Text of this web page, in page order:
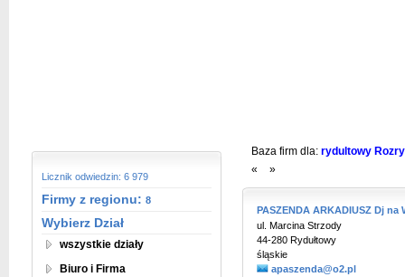
Licznik odwiedzin: 6 979
Firmy z regionu: 8
Wybierz Dział
wszystkie działy
Biuro i Firma
Baza firm dla: rydultowy
«
»
PASZENDA ARKADIUSZ Dj na
ul. Marcina Strzody
44-280 Rydułtowy
śląskie
apaszenda@o2.pl